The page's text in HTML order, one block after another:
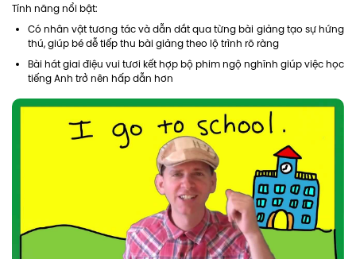
Tính năng nổi bật:
Có nhân vật tương tác và dẫn dắt qua từng bài giảng tạo sự hứng
thú, giúp bé dễ tiếp thu bài giảng theo lộ trình rõ ràng
Bài hát giai điệu vui tươi kết hợp bộ phim ngộ nghĩnh giúp việc học
tiếng Anh trở nên hấp dẫn hơn